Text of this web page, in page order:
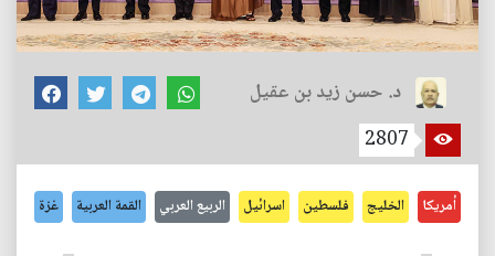
د. حسن زيد بن عقيل
2807
أمريكا الخليج فلسطين اسرائيل الربيع العربي القمة العربية غزة